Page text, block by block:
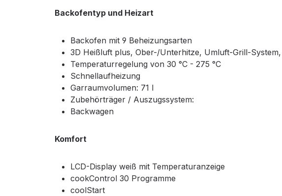
Backofentyp und Heizart
Backofen mit 9 Beheizungsarten
3D Heißluft plus, Ober-/Unterhitze, Umluft-Grill-
Temperaturregelung von 30 °C - 275 °C
Schnellaufheizung
Garraumvolumen: 71 l
Zubehörträger / Auszugssystem:
Backwagen
Komfort
LCD-Display weiß mit Temperaturanzeige
cookControl 30 Programme
coolStart